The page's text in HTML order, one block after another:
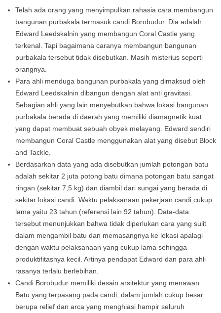
Telah ada orang yang menyimpulkan rahasia cara membangun
bangunan purbakala termasuk candi Borobudur. Dia adalah
Edward Leedskalnin yang membangun Coral Castle yang
terkenal. Tapi bagaimana caranya membangun bangunan
purbakala tersebut tidak disebutkan. Masih misterius seperti
orangnya.
Para ahli menduga bangunan purbakala yang dimaksud oleh
Edward Leedskalnin dibangun dengan alat anti gravitasi.
Sebagian ahli yang lain menyebutkan bahwa lokasi bangunan
purbakala berada di daerah yang memiliki diamagnetik kuat
yang dapat membuat sebuah obyek melayang. Edward sendiri
membangun Coral Castle menggunakan alat yang disebut Block
and Tackle.
Berdasarkan data yang ada disebutkan jumlah potongan batu
adalah sekitar 2 juta potong batu dimana potongan batu sangat
ringan (sekitar 7,5 kg) dan diambil dari sungai yang berada di
sekitar lokasi candi. Waktu pelaksanaan pekerjaan candi cukup
lama yaitu 23 tahun (referensi lain 92 tahun). Data-data
tersebut menunjukkan bahwa tidak diperlukan cara yang sulit
dalam mengambil batu dan memasangnya ke lokasi apalagi
dengan waktu pelaksanaan yang cukup lama sehingga
produktifitasnya kecil. Artinya pendapat Edward dan para ahli
rasanya terlalu berlebihan.
Candi Borobudur memiliki desain arsitektur yang menawan.
Batu yang terpasang pada candi, dalam jumlah cukup besar
berupa relief dan arca yang menghiasi hampir seluruh